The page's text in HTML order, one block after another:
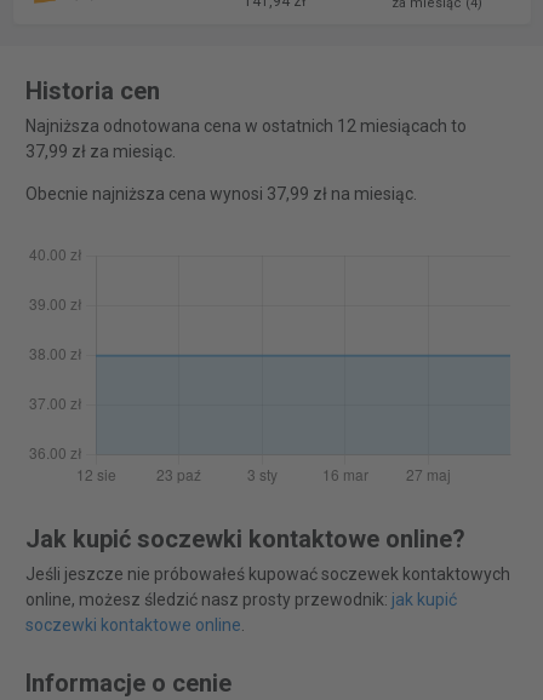
za miesiąc (4)
Historia cen
Najniższa odnotowana cena w ostatnich 12 miesiącach to
37,99 zł za miesiąc.
Obecnie najniższa cena wynosi 37,99 zł na miesiąc.
Jak kupić soczewki kontaktowe online?
Jeśli jeszcze nie próbowałeś kupować soczewek kontaktowych
online, możesz śledzić nasz prosty przewodnik: jak kupić
soczewki kontaktowe online.
Informacje o cenie